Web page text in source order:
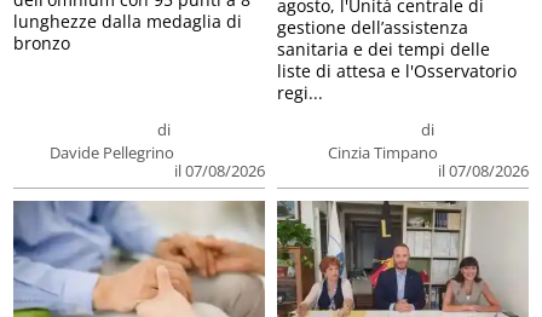
di
Davide Pellegrino
il 07/08/2026
lunghezze dalla medaglia di
bronzo
di
Cinzia Timpano
il 07/08/2026
agosto, l'Unità centrale di
gestione dell’assistenza
sanitaria e dei tempi delle
liste di attesa e l'Osservatorio
regi...